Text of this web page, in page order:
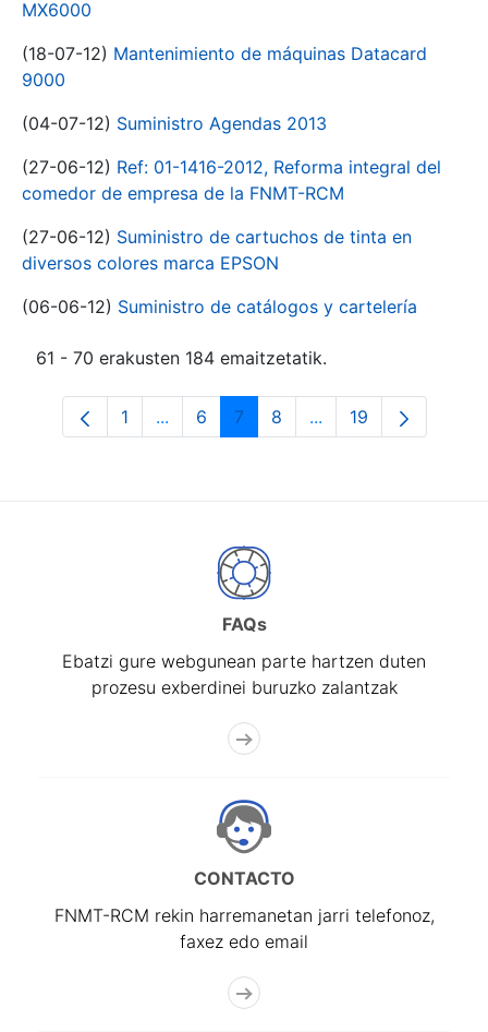
MX6000
(18-07-12) Mantenimiento de máquinas Datacard
9000
(04-07-12) Suministro Agendas 2013
(27-06-12) Ref: 01-1416-2012, Reforma integral del
comedor de empresa de la FNMT-RCM
(27-06-12) Suministro de cartuchos de tinta en
diversos colores marca EPSON
(06-06-12) Suministro de catálogos y cartelería
61 - 70 erakusten 184 emaitzetatik.
Orrialdea
1 ...Intermediate Pages Use TAB to
Orrialdea
6 Orrialdea
7 Orrialdea
8 ...Intermediate Pages
Orrialdea
19
FAQs
Ebatzi gure webgunean parte hartzen duten
prozesu exberdinei buruzko zalantzak
CONTACTO
FNMT-RCM rekin harremanetan jarri telefonoz,
faxez edo email